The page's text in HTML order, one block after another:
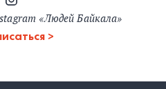
«Людей Байкала»